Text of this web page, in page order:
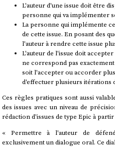
L'auteur d'une issue doit être
personne qui va implémenter
La personne qui implémente
de cette issue. En posant des
l'auteur à rendre cette issue
L'auteur de l'issue doit
ne correspond pas
soit l'accepter ou accorder
d'effectuer plusieurs
Ces règles pratiques sont aussi
des issues avec un niveau de
rédaction d'issues de type Epic à
« Permettre à l'auteur de
exclusivement un dialogue oral. Ce